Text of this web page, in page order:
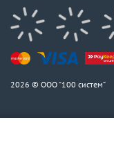
2026 © ООО “100 систем”